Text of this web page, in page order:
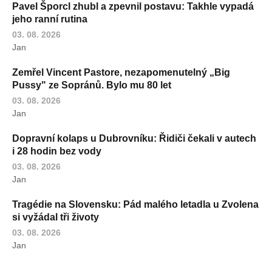
Pavel Šporcl zhubl a zpevnil postavu: Takhle vypadá
jeho ranní rutina
03. 08. 2026
Jan
Zemřel Vincent Pastore, nezapomenutelný „Big
Pussy" ze Sopránů. Bylo mu 80 let
03. 08. 2026
Jan
Dopravní kolaps u Dubrovníku: Řidiči čekali v autech
i 28 hodin bez vody
03. 08. 2026
Jan
Tragédie na Slovensku: Pád malého letadla u Zvolena
si vyžádal tři životy
03. 08. 2026
Jan